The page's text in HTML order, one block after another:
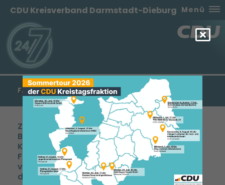
CDU Kreisverband Darmstadt-Dieburg Menü
FAESER - FORDERUNG LEBENSFERN
Zu der Aussage der SPD-
Bundesinnenministerin Nancy Faeser, dass
Kommunen zukünftig
Flüchtlingsunterbringungen in Reserve
vorhalten sollen, sagt der Generalsekretär
der CDU Hessen, Manfred Pentz: